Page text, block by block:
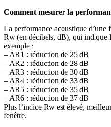
Comment mesurer la
La performance acoustique d’une
Rw (en décibels, dB), qui indique
exemple :
– AR1 : réduction de 25 dB
– AR2 : réduction de 28 dB
– AR3 : réduction de 30 dB
– AR4 : réduction de 33 dB
– AR5 : réduction de 35 dB
– AR6 : réduction de 37 dB
Plus l’indice Rw est élevé,
fenêtre.